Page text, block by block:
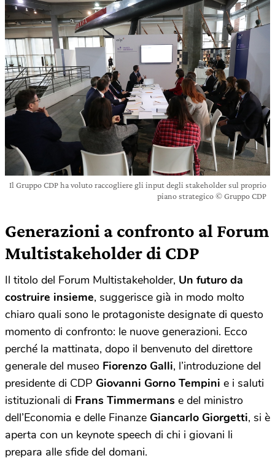
Il Gruppo CDP ha voluto raccogliere gli input degli stakeholder sul proprio
piano strategico © Gruppo CDP
Generazioni a confronto al Forum
Multistakeholder di CDP
Il titolo del Forum Multistakeholder, Un futuro da
costruire insieme, suggerisce già in modo molto
chiaro quali sono le protagoniste designate di questo
momento di confronto: le nuove generazioni. Ecco
perché la mattinata, dopo il benvenuto del direttore
generale del museo Fiorenzo Galli, l’introduzione del
presidente di CDP Giovanni Gorno Tempini e i saluti
istituzionali di Frans Timmermans e del ministro
dell’Economia e delle Finanze Giancarlo Giorgetti, si è
aperta con un keynote speech di chi i giovani li
prepara alle sfide del domani.